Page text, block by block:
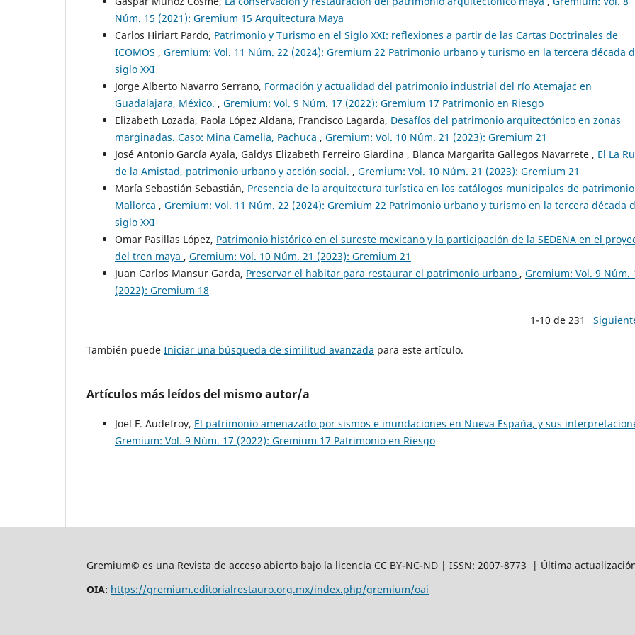
Núm. 15 (2021): Gremium 15 Arquitectura Maya
Carlos Hiriart Pardo, Patrimonio y Turismo en el Siglo XXI: reflexiones a partir de las Cartas Doctrinales de
ICOMOS , Gremium: Vol. 11 Núm. 22 (2024): Gremium 22 Patrimonio urbano y turismo en la tercera década
siglo XXI
Jorge Alberto Navarro Serrano, Formación y actualidad del patrimonio industrial del río Atemajac en
Guadalajara, México. , Gremium: Vol. 9 Núm. 17 (2022): Gremium 17 Patrimonio en Riesgo
Elizabeth Lozada, Paola López Aldana, Francisco Lagarda, Desafíos del patrimonio arquitectónico en zonas
marginadas. Caso: Mina Camelia, Pachuca , Gremium: Vol. 10 Núm. 21 (2023): Gremium 21
José Antonio García Ayala, Galdys Elizabeth Ferreiro Giardina , Blanca Margarita Gallegos Navarrete , El La
de la Amistad, patrimonio urbano y acción social. , Gremium: Vol. 10 Núm. 21 (2023): Gremium 21
María Sebastián Sebastián, Presencia de la arquitectura turística en los catálogos municipales de
Mallorca , Gremium: Vol. 11 Núm. 22 (2024): Gremium 22 Patrimonio urbano y turismo en la tercera década
siglo XXI
Omar Pasillas López, Patrimonio histórico en el sureste mexicano y la participación de la SEDENA en el
del tren maya , Gremium: Vol. 10 Núm. 21 (2023): Gremium 21
Juan Carlos Mansur Garda, Preservar el habitar para restaurar el patrimonio urbano , Gremium: Vol. 9 Núm.
(2022): Gremium 18
1-10 de 231
También puede Iniciar una búsqueda de similitud avanzada para este artículo.
Artículos más leídos del mismo autor/a
Joel F. Audefroy, El patrimonio amenazado por sismos e inundaciones en Nueva España, y sus
Gremium: Vol. 9 Núm. 17 (2022): Gremium 17 Patrimonio en Riesgo
Gremium© es una Revista de acceso abierto bajo la licencia CC BY-NC-ND | ISSN: 2007-8773 | Última
OIA: https://gremium.editorialrestauro.org.mx/index.php/gremium/oai